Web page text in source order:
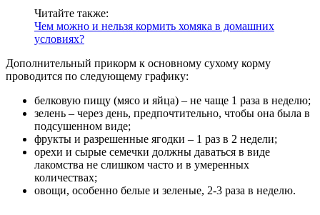
Читайте также:
Чем можно и нельзя кормить хомяка в домашних
условиях?
Дополнительный прикорм к основному сухому корму
проводится по следующему графику:
белковую пищу (мясо и яйца) – не чаще 1 раза в неделю;
зелень – через день, предпочтительно, чтобы она была в
подсушенном виде;
фрукты и разрешенные ягодки – 1 раз в 2 недели;
орехи и сырые семечки должны даваться в виде
лакомства не слишком часто и в умеренных
количествах;
овощи, особенно белые и зеленые, 2-3 раза в неделю.